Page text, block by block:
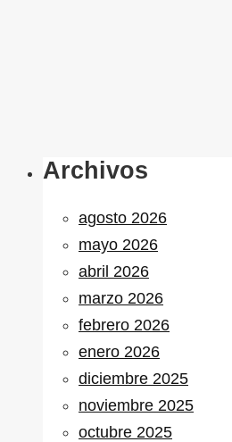
Archivos
agosto 2026
mayo 2026
abril 2026
marzo 2026
febrero 2026
enero 2026
diciembre 2025
noviembre 2025
octubre 2025